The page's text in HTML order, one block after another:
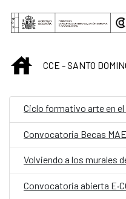
Saltar al contenido
INICIOCCE - SANTO
Ciclo formativo arte en
Convocatoria Becas
Volviendo a los murales
Convocatoria abierta